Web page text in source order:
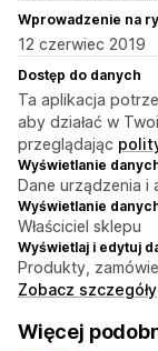
Wprowadzenie na
12 czerwiec 2019
Dostęp do danych
Ta aplikacja
aby działać w
przeglądając
Wyświetlanie
Dane urządzenia i
Wyświetlanie
Właściciel sklepu
Wyświetlaj i edytuj
Produkty,
Zobacz szczegóły
Więcej